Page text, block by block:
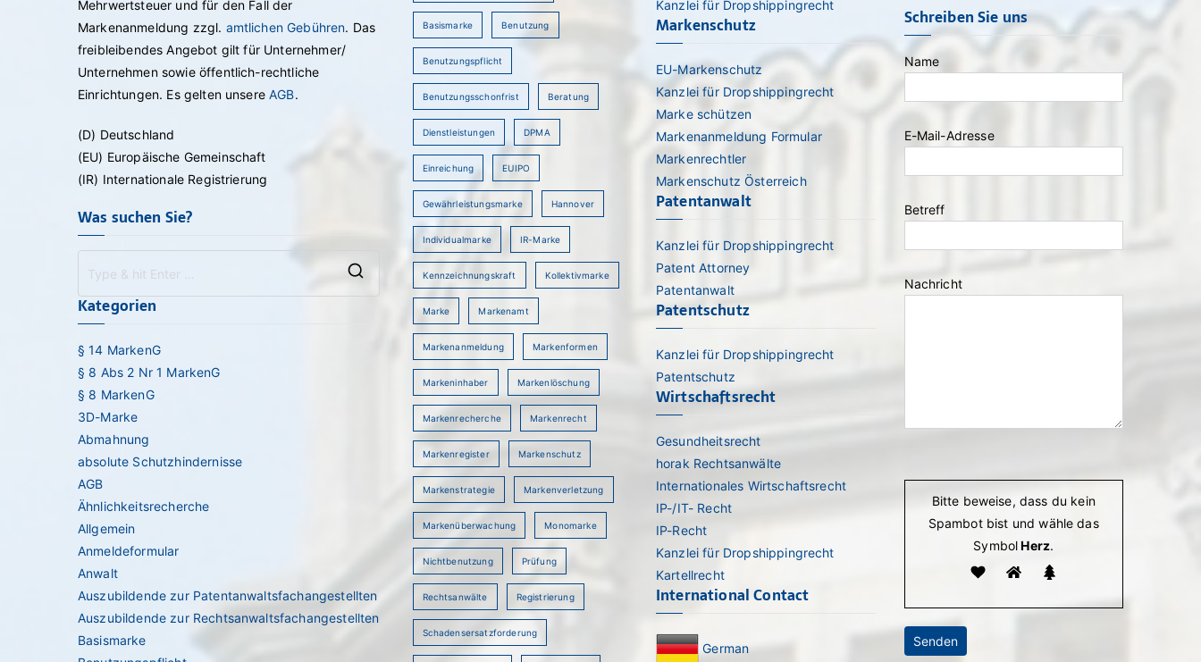
Mehrwertsteuer und für den Fall der
Markenanmeldung zzgl. amtlichen Gebühren. Das
freibleibendes Angebot gilt für Unternehmer/
Unternehmen sowie öffentlich-rechtliche
Einrichtungen. Es gelten unsereAGB.
(D) Deutschland
(EU) Europäische Gemeinschaft
(IR) Internationale Registrierung
Was suchen Sie?
Kategorien
§ 14 MarkenG
§ 8 Abs 2 Nr 1 MarkenG
§ 8 MarkenG
3D-Marke
Abmahnung
absolute Schutzhindernisse
AGB
Ähnlichkeitsrecherche
Allgemein
Anmeldeformular
Anwalt
Auszubildende zur Patentanwaltsfachangestellten
Auszubildende zur Rechtsanwaltsfachangestellten
Basismarke
Basismarke Benutzung
Benutzungspflicht
Benutzungsschonfrist Beratung
Dienstleistungen DPMA
Einreichung EUIPO
Gewährleistungsmarke Hannover
Individualmarke IR-Marke
Kennzeichnungskraft Kollektivmarke
Marke Markenamt
Markenanmeldung Markenformen
Markeninhaber Markenlöschung
Markenrecherche Markenrecht
Markenregister Markenschutz
Markenstrategie Markenverletzung
Markenüberwachung Monomarke
Nichtbenutzung Prüfung
Rechtsanwälte Registrierung
Schadensersatzforderung
Kanzlei für Dropshippingrecht
Markenschutz
EU-Markenschutz
Kanzlei für Dropshippingrecht
Marke schützen
Markenanmeldung Formular
Markenrechtler
Markenschutz Österreich
Patentanwalt
Kanzlei für Dropshippingrecht
Patent Attorney
Patentanwalt
Patentschutz
Kanzlei für Dropshippingrecht
Patentschutz
Wirtschaftsrecht
Gesundheitsrecht
horak Rechtsanwälte
Internationales Wirtschaftsrecht
IP-/IT- Recht
IP-Recht
Kanzlei für Dropshippingrecht
Kartellrecht
International Contact
German
Schreiben Sie uns
Name
Bitte lasse dieses Feld leer.
E-Mail-Adresse
Betreff
Nachricht
Bitte beweise, dass du kein
Spambot bist und wähle das
SymbolHerz.